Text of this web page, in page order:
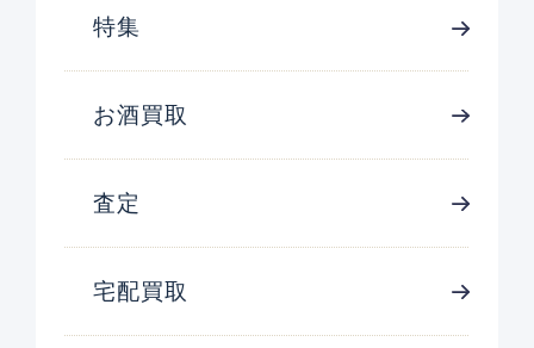
特集
お酒買取
査定
宅配買取